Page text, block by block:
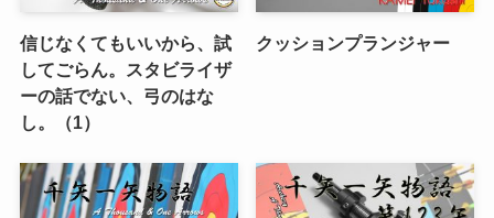
信じなくてもいいから、試
してごらん。スタビライザ
ーの話でない、弓のはな
し。（1）
クッションプランジャー